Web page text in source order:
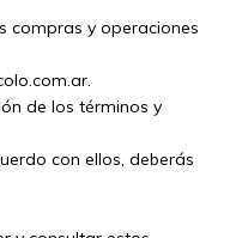
compras y operaciones
de los términos y
con ellos, deberás